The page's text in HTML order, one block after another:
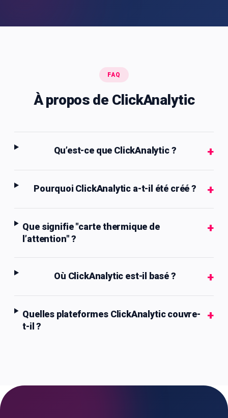
FAQ
À propos de ClickAnalytic
Qu’est-ce que ClickAnalytic ? +
Pourquoi ClickAnalytic a-t-il été créé ? +
Que signifie "carte thermique de
l’attention" ?
+
Où ClickAnalytic est-il basé ? +
Quelles plateformes ClickAnalytic couvre-
t-il ?
+